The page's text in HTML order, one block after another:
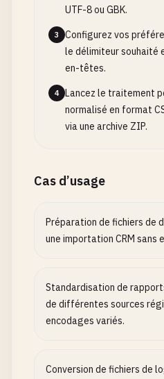
UTF-8 ou GBK.
3
Configurez vos
le délimiteur souhaité
en-têtes.
4
Lancez le traitement
normalisé en format
via une archive ZIP.
Cas d’usage
Préparation de fichiers de
une importation CRM sans
Standardisation de
de différentes sources
encodages variés.
Conversion de fichiers de